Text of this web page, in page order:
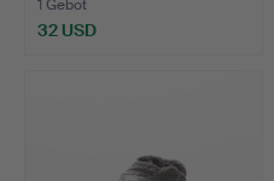
1 Gebot
32 USD